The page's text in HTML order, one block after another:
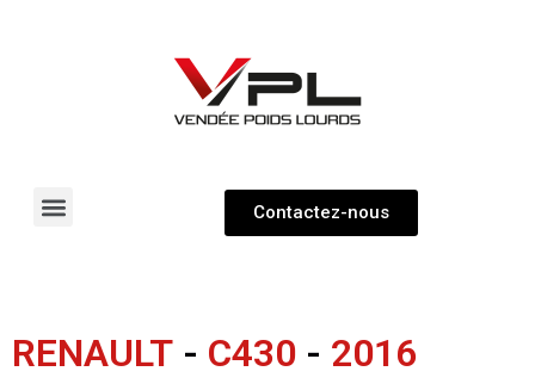
Contactez-nous
RENAULT - C430 - 2016